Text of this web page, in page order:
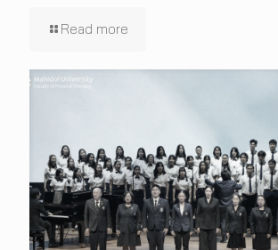
Read more